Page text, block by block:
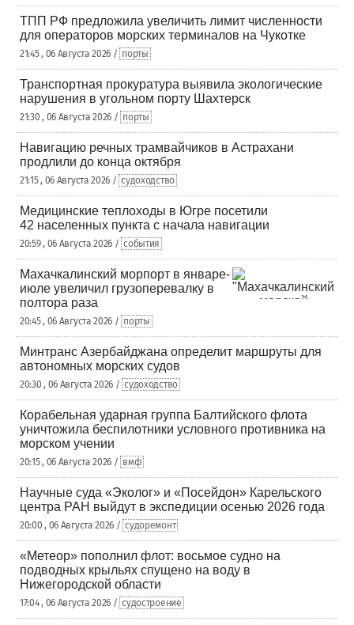
ТПП РФ предложила увеличить лимит численности
для операторов морских терминалов на Чукотке
21:45 , 06 Августа 2026 / порты
Транспортная прокуратура выявила экологические
нарушения в угольном порту Шахтерск
21:30 , 06 Августа 2026 / порты
Навигацию речных трамвайчиков в Астрахани
продлили до конца октября
21:15 , 06 Августа 2026 / судоходство
Медицинские теплоходы в Югре посетили
42 населенных пункта с начала навигации
20:59 , 06 Августа 2026 / события
Махачкалинский морпорт в январе-
июле увеличил грузоперевалку в
полтора раза
20:45 , 06 Августа 2026 / порты
Минтранс Азербайджана определит маршруты для
автономных морских судов
20:30 , 06 Августа 2026 / судоходство
Корабельная ударная группа Балтийского флота
уничтожила беспилотники условного противника на
морском учении
20:15 , 06 Августа 2026 / вмф
Научные суда «Эколог» и «Посейдон» Карельского
центра РАН выйдут в экспедиции осенью 2026 года
20:00 , 06 Августа 2026 / судоремонт
«Метеор» пополнил флот: восьмое судно на
подводных крыльях спущено на воду в
Нижегородской области
17:04 , 06 Августа 2026 / судостроение